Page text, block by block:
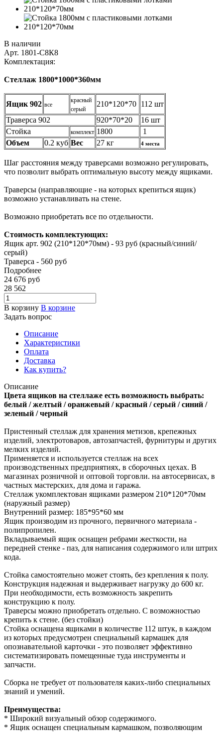
В наличии
Арт. 1801-С8К8
Комплектация:
Стеллаж 1800*1000*360мм
Ящик 902 все
красный
серый
210*120*70 112 шт
Траверса 902
920*70*20
16 шт
Стойка
комплект 1800
1
Объем
0.2 куб Вес 27 кг 4 места
Шаг расстояния между траверсами возможно регулировать,
что позволит выбрать оптимальную высоту между ящиками.
Траверсы (направляющие - на которых крепиться ящик)
возможно устанавливать на стене.
Возможно приобретать все по отдельности.
Стоимость комплектующих:
Ящик арт. 902 (210*120*70мм) - 93 руб (красный/синий/
серый)
Траверса - 560 руб
Подробнее
24 676 руб
28 562
В корзину В корзине
Задать вопрос
Описание
Характеристики
Оплата
Доставка
Как купить?
Описание
Цвета ящиков на стеллаже есть возможность выбрать:
белый / желтый / оранжевый / красный / серый / синий /
зеленый / черный
Пристенный стеллаж для хранения метизов, крепежных
изделий, электротоваров, автозапчастей, фурнитуры и других
мелких изделий.
Применяется и используется стеллаж на всех
производственных предприятиях, в сборочных цехах. В
магазинах розничной и оптовой торговли. на автосервисах, в
частных мастерских, для дома и гаража.
Стеллаж укомплектован ящиками размером 210*120*70мм
(наружный размер)
Внутренний размер: 185*95*60 мм
Ящик производим из прочного, первичного материала -
полипропилен.
Вкладываемый ящик оснащен ребрами жесткости, на
передней стенке - паз, для написания содержимого или штрих
кода.
Стойка самостоятельно может стоять, без крепления к полу.
Конструкция надежная и выдерживает нагрузку до 600 кг.
При необходимости, есть возможность закрепить
конструкцию к полу.
Траверсы можно приобретать отдельно. С возможностью
крепить к стене. (без стойки)
Стойка оснащена ящиками в количестве 112 штук, в каждом
из которых предусмотрен специальный кармашек для
опознавательной карточки - это позволяет эффективно
систематизировать помещенные туда инструменты и
запчасти.
Сборка не требует от пользователя каких-либо специальных
знаний и умений.
Преимущества:
* Широкий визуальный обзор содержимого.
* Ящик оснащен специальным кармашком, позволяющим